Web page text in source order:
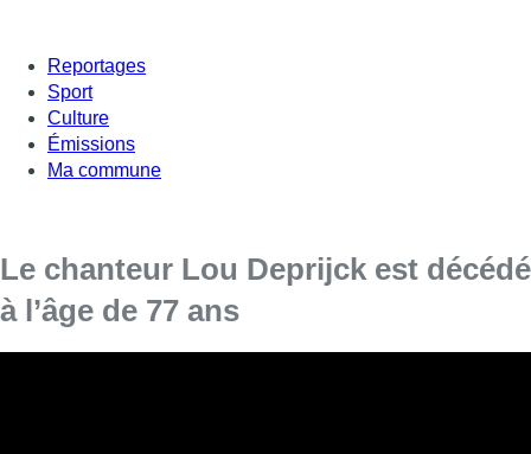
Reportages
Sport
Culture
Émissions
Ma commune
Le chanteur Lou Deprijck est décédé
à l’âge de 77 ans